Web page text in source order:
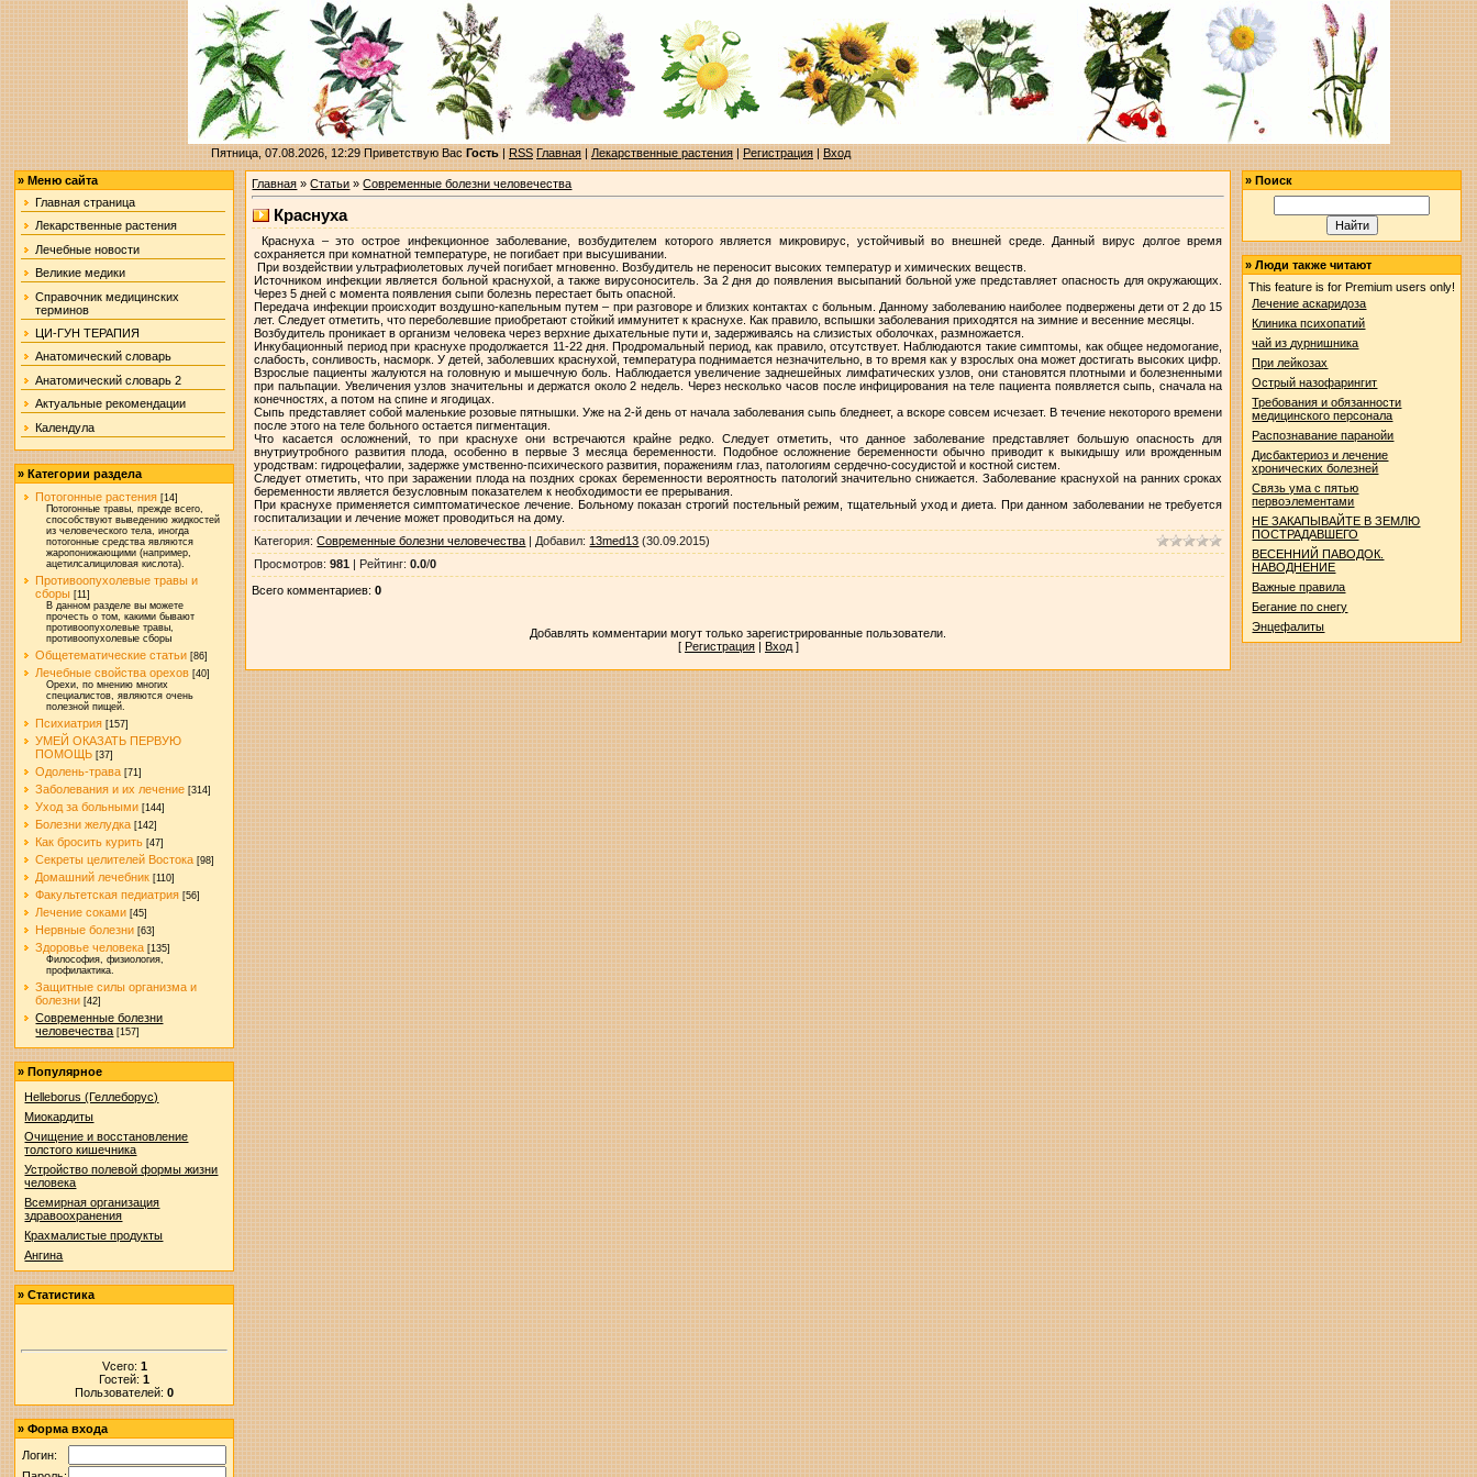
Пятница, 07.08.2026, 12:29Приветствую Вас Гость|RSS Главная|Лекарственные растения|Регистрация|Вход
»Меню сайта
Главная страница
Лекарственные растения
Лечебные новости
Великие медики
Справочник медицинских
терминов
ЦИ-ГУН ТЕРАПИЯ
Анатомический словарь
Анатомический словарь 2
Актуальные рекомендации
Календула
»Категории раздела
Потогонные растения [14]
Потогонные травы, прежде всего,
способствуют выведению жидкостей
из человеческого тела, иногда
потогонные средства являются
жаропонижающими (например,
ацетилсалициловая кислота).
Противоопухолевые травы и
сборы [11]
В данном разделе вы можете
прочесть о том, какими бывают
противоопухолевые травы,
противоопухолевые сборы
Общетематические статьи [86]
Лечебные свойства орехов [40]
Орехи, по мнению многих
специалистов, являются очень
полезной пищей.
Психиатрия [157]
УМЕЙ ОКАЗАТЬ ПЕРВУЮ
ПОМОЩЬ [37]
Одолень-трава [71]
Заболевания и их лечение [314]
Уход за больными [144]
Болезни желудка [142]
Как бросить курить [47]
Секреты целителей Востока [98]
Домашний лечебник [110]
Факультетская педиатрия [56]
Лечение соками [45]
Нервные болезни [63]
Здоровье человека [135]
Философия, физиология,
профилактика.
Защитные силы организма и
болезни [42]
Современные болезни
человечества [157]
»Популярное
Helleborus (Геллеборус)
Миокардиты
Очищение и восстановление
толстого кишечника
Устройство полевой формы жизни
человека
Всемирная организация
здравоохранения
Крахмалистые продукты
Ангина
»Статистика
Vсего: 1
Гостей:1
Пользователей:0
»Форма входа
Логин:
Главная »Статьи »Современные болезни человечества
Краснуха
Краснуха – это острое инфекционное заболевание, возбудителем которого является микровирус, устойчивый во внешней среде. Данный вирус долгое время
сохраняется при комнатной температуре, не погибает при высушивании.
При воздействии ультрафиолетовых лучей погибает мгновенно. Возбудитель не переносит высоких температур и химических веществ.
Источником инфекции является больной краснухой, а также вирусоноситель. За 2 дня до появления высыпаний больной уже представляет опасность для окружающих.
Через 5 дней с момента появления сыпи болезнь перестает быть опасной.
Передача инфекции происходит воздушно-капельным путем – при разговоре и близких контактах с больным. Данному заболеванию наиболее подвержены дети от 2 до 15
лет. Следует отметить, что переболевшие приобретают стойкий иммунитет к краснухе. Как правило, вспышки заболевания приходятся на зимние и весенние месяцы.
Возбудитель проникает в организм человека через верхние дыхательные пути и, задерживаясь на слизистых оболочках, размножается.
Инкубационный период при краснухе продолжается 11-22 дня. Продромальный период, как правило, отсутствует. Наблюдаются такие симптомы, как общее недомогание,
слабость, сонливость, насморк. У детей, заболевших краснухой, температура поднимается незначительно, в то время как у взрослых она может достигать высоких цифр.
Взрослые пациенты жалуются на головную и мышечную боль. Наблюдается увеличение заднешейных лимфатических узлов, они становятся плотными и болезненными
при пальпации. Увеличения узлов значительны и держатся около 2 недель. Через несколько часов после инфицирования на теле пациента появляется сыпь, сначала на
конечностях, а потом на спине и ягодицах.
Сыпь представляет собой маленькие розовые пятнышки. Уже на 2-й день от начала заболевания сыпь бледнеет, а вскоре совсем исчезает. В течение некоторого времени
после этого на теле больного остается пигментация.
Что касается осложнений, то при краснухе они встречаются крайне редко. Следует отметить, что данное заболевание представляет большую опасность для
внутриутробного развития плода, особенно в первые 3 месяца беременности. Подобное осложнение беременности обычно приводит к выкидышу или врожденным
уродствам: гидроцефалии, задержке умственно-психического развития, поражениям глаз, патологиям сердечно-сосудистой и костной систем.
Следует отметить, что при заражении плода на поздних сроках беременности вероятность патологий значительно снижается. Заболевание краснухой на ранних сроках
беременности является безусловным показателем к необходимости ее прерывания.
При краснухе применяется симптоматическое лечение. Больному показан строгий постельный режим, тщательный уход и диета. При данном заболевании не требуется
госпитализации и лечение может проводиться на дому.
Категория:Современные болезни человечества | Добавил: 13med13 (30.09.2015)
Просмотров:981 | Рейтинг:0.0/0
Всего комментариев:0
Добавлять комментарии могут только зарегистрированные пользователи.
[ Регистрация| Вход]
»Поиск
»Люди также читают
This feature is for Premium users only!
Лечение аскаридоза
Клиника психопатий
чай из дурнишника
При лейкозах
Острый назофарингит
Требования и обязанности
медицинского персонала
Распознавание паранойи
Дисбактериоз и лечение
хронических болезней
Связь ума с пятью
первоэлементами
НЕ ЗАКАПЫВАЙТЕ В ЗЕМЛЮ
ПОСТРАДАВШЕГО
ВЕСЕННИЙ ПАВОДОК.
НАВОДНЕНИЕ
Важные правила
Бегание по снегу
Энцефалиты